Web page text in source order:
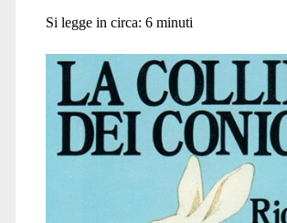
animalista</span>
Si legge in circa: 6 minuti